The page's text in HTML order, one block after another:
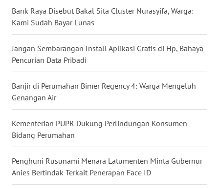
Bank Raya Disebut Bakal Sita Cluster Nurasyifa, Warga:
Kami Sudah Bayar Lunas
Jangan Sembarangan Install Aplikasi Gratis di Hp, Bahaya
Pencurian Data Pribadi
Banjir di Perumahan Bimer Regency 4: Warga Mengeluh
Genangan Air
Kementerian PUPR Dukung Perlindungan Konsumen
Bidang Perumahan
Penghuni Rusunami Menara Latumenten Minta Gubernur
Anies Bertindak Terkait Penerapan Face ID
WN
WN
MAJALENGKA
SUBANG
WN
SUKABUMI